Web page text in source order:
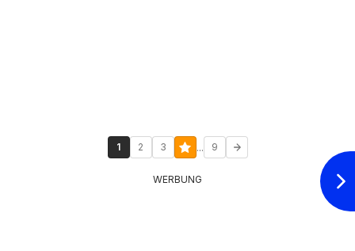
1 2 3 ... 9
WERBUNG